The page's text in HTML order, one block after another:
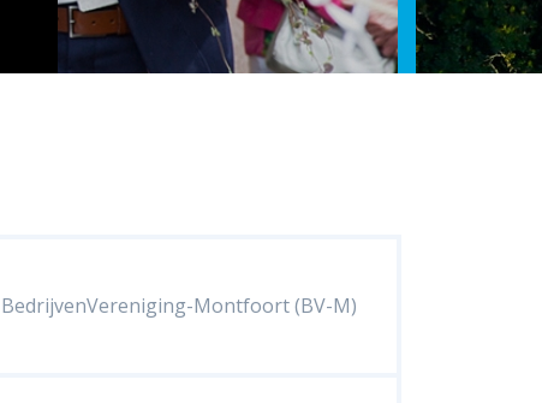
BedrijvenVereniging-Montfoort (BV-M)